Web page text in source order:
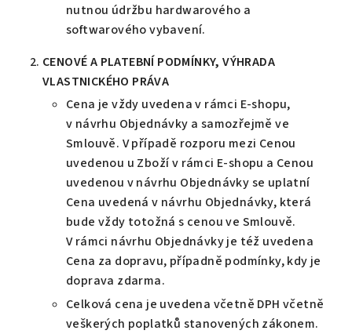
nutnou údržbu hardwarového a
softwarového vybavení.
CENOVÉA PLATEBNÍ PODMÍNKY, VÝHRADA
VLASTNICKÉHO PRÁVA
Cena je vždy uvedena v rámci E-shopu,
v návrhu Objednávky a samozřejmě ve
Smlouvě. V případě rozporu mezi Cenou
uvedenou u Zboží v rámci E-shopu a Cenou
uvedenou v návrhu Objednávky se uplatní
Cena uvedená v návrhu Objednávky, která
bude vždy totožná s cenou ve Smlouvě.
V rámci návrhu Objednávky je též uvedena
Cena za dopravu, případně podmínky, kdy je
doprava zdarma.
Celková cena je uvedena včetně DPH včetně
veškerých poplatků stanovených zákonem.